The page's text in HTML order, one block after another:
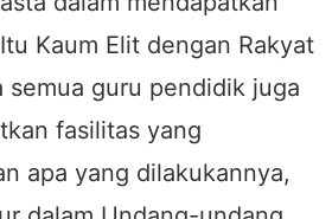
Kaum Elit dengan Rakyat
semua guru pendidik juga
fasilitas yang
apa yang dilakukannya,